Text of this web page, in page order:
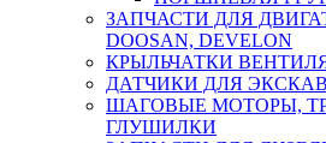
ЗАПЧАСТИ ДЛЯ
DOOSAN, DEVELON
КРЫЛЬЧАТКИ
ДАТЧИКИ ДЛЯ
ШАГОВЫЕ МОТОРЫ,
ГЛУШИЛКИ